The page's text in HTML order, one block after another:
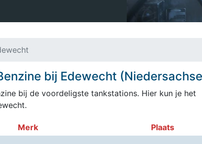
bij Edewecht
bij de voordeligste tankstations. Hier kun je het
Merk Plaats